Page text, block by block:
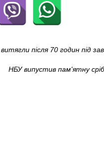
після 70 годин під
НБУ випустив пам'ятну